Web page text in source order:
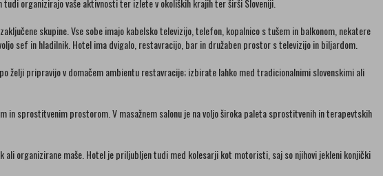
organizirajo vaše aktivnosti ter izlete v okoliških krajih ter širši Sloveniji.
skupine. Vse sobe imajo kabelsko televizijo, telefon, kopalnico s tušem in balkonom, nekatere
sef in hladilnik. Hotel ima dvigalo, restavracijo, bar in družaben prostor s televizijo in biljardom.
želji pripravijo v domačem ambientu restavracije; izbirate lahko med tradicionalnimi slovenskimi ali
in sprostitvenim prostorom. V masažnem salonu je na voljo široka paleta sprostitvenih in terapevtskih
ali organizirane maše. Hotel je priljubljen tudi med kolesarji kot motoristi, saj so njihovi jekleni konjički